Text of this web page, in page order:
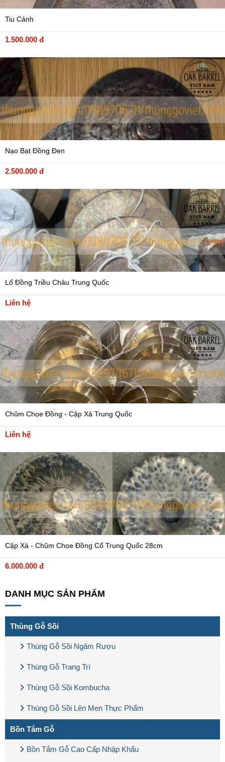
Tiu Cảnh
1.500.000 đ
Nạo Bạt Đồng Đen
2.500.000 đ
Lố Đồng Triều Châu Trung Quốc
Liên hệ
Chũm Chọe Đồng - Cặp Xả Trung Quốc
Liên hệ
Cặp Xả - Chũm Chọe Đồng Cổ Trung Quốc 28cm
6.000.000 đ
DANH MỤC SẢN PHẨM
Thùng Gỗ Sồi
Thùng Gỗ Sồi Ngâm Rượu
Thùng Gỗ Trang Trí
Thùng Gỗ Sồi Kombucha
Thùng Gỗ Sồi Lên Men Thực Phẩm
Bồn Tắm Gỗ
Bồn Tắm Gỗ Cao Cấp Nhập Khẩu